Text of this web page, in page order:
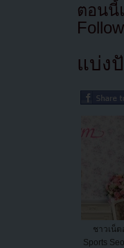
ตอนนี้
แบ่ง
ชาวเน็ต
Sports